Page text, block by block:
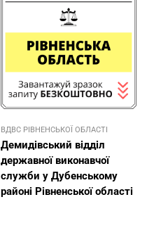
ВДВС РІВНЕНСЬКОЇ ОБЛАСТІ
Демидівський відділ
державної виконавчої
служби у Дубенському
районі Рівненської області